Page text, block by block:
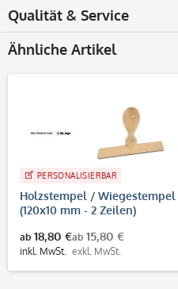
Qualität & Service
Ähnliche Artikel
PERSONALISIERBAR
Holzstempel / Wiegestempel
(120x10 mm - 2 Zeilen)
ab 18,80 €
inkl. MwSt.
ab 15,80 €
exkl. MwSt.